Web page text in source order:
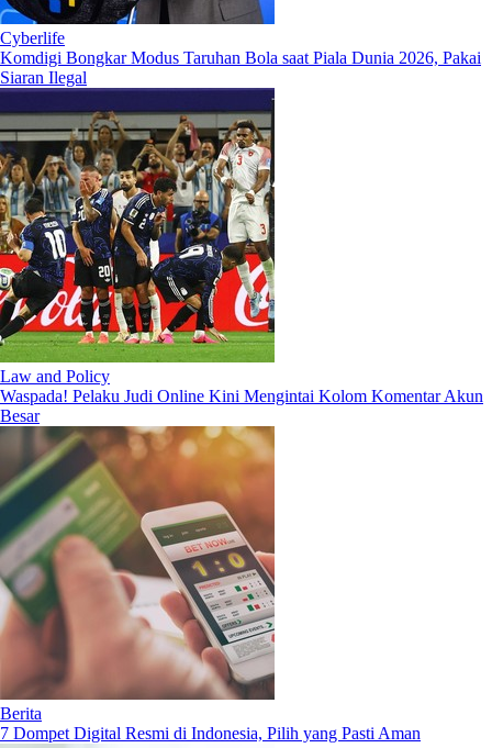
Cyberlife
Komdigi Bongkar Modus Taruhan Bola saat Piala Dunia 2026, Pakai
Siaran Ilegal
Law and Policy
Waspada! Pelaku Judi Online Kini Mengintai Kolom Komentar Akun
Besar
Berita
7 Dompet Digital Resmi di Indonesia, Pilih yang Pasti Aman